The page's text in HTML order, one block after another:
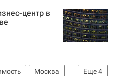
центр в
Еще4
Москва